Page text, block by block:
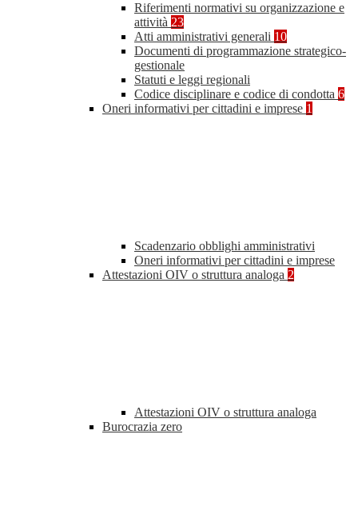
Riferimenti normativi su organizzazione e
attività 23
Atti amministrativi generali 10
Documenti di programmazione strategico-
gestionale
Statuti e leggi regionali
Codice disciplinare e codice di condotta 6
Oneri informativi per cittadini e imprese 1
Scadenzario obblighi amministrativi
Oneri informativi per cittadini e imprese
Attestazioni OIV o struttura analoga 2
Attestazioni OIV o struttura analoga
Burocrazia zero